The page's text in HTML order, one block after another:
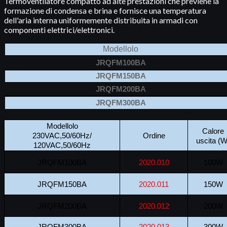
formazione di condensa e brina e fornisce una temperatura
dell'aria interna uniformemente distribuita in armadi con
componenti elettrici/elettronici.
Modellolo
JRQFM100BA
JRQFM150BA
JRQFM200BA
JRQFM300BA
Modellolo
230VAC,50/60Hz/
120VAC,50/60Hz
Ordine
Calore
uscita
2020.010
JRQFM150BA 2020.011 150W
2020.012